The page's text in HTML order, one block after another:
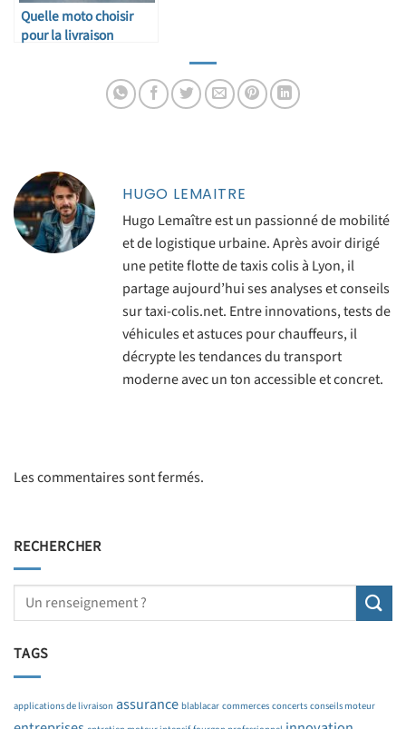
Quelle moto choisir
pour la livraison
HUGO LEMAITRE
Hugo Lemaître est un passionné de mobilité
et de logistique urbaine. Après avoir dirigé
une petite flotte de taxis colis à Lyon, il
partage aujourd’hui ses analyses et conseils
sur taxi-colis.net. Entre innovations, tests de
véhicules et astuces pour chauffeurs, il
décrypte les tendances du transport
moderne avec un ton accessible et concret.
Les commentaires sont fermés.
RECHERCHER
TAGS
applications de livraison assurance blablacar commerces concerts conseils moteur